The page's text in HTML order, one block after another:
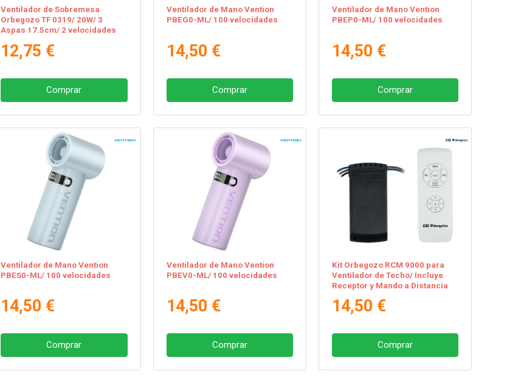
Ventilador de Sobremesa
Orbegozo TF 0319/ 20W/ 3
Aspas 17.5cm/ 2 velocidades
12,75 €
Comprar
Ventilador de Mano Vention
PBEG0-ML/ 100 velocidades
14,50 €
Comprar
Ventilador de Mano Vention
PBEP0-ML/ 100 velocidades
14,50 €
Comprar
Ventilador de Mano Vention
PBES0-ML/ 100 velocidades
14,50 €
Comprar
Ventilador de Mano Vention
PBEV0-ML/ 100 velocidades
14,50 €
Comprar
Kit Orbegozo RCM 9000 para
Ventilador de Techo/ Incluye
Receptor y Mando a Distancia
14,50 €
Comprar